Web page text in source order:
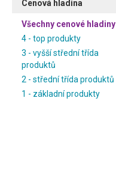
Cenová hladina
Všechny cenové hladiny
4 - top produkty
3 - vyšší střední třída
produktů
2 - střední třída produktů
1 - základní produkty